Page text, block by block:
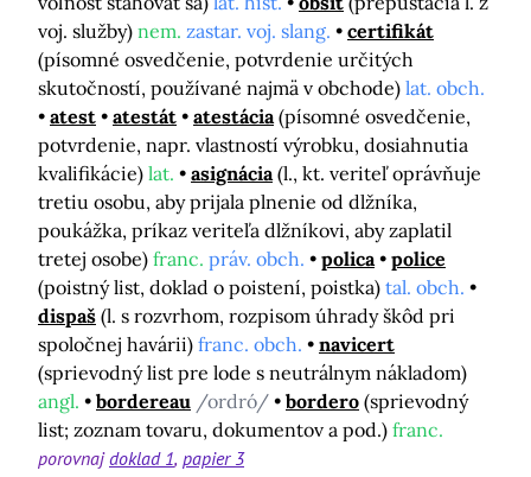
voj. služby) nem. zastar. voj. slang.
certifikát
(písomné osvedčenie, potvrdenie určitých
skutočností, používané najmä v obchode) lat. obch.
atest
atestát atestácia (písomné osvedčenie,
potvrdenie, napr. vlastností výrobku, dosiahnutia
kvalifikácie) lat. asignácia (l., kt. veriteľ oprávňuje
tretiu osobu, aby prijala plnenie od dlžníka,
poukážka, príkaz veriteľa dlžníkovi, aby zaplatil
tretej osobe) franc. práv. obch. polica
police
(poistný list, doklad o poistení, poistka) tal. obch.
dispaš (l. s rozvrhom, rozpisom úhrady škôd pri
spoločnej havárii) franc. obch.
navicert
(sprievodný list pre lode s neutrálnym nákladom)
angl.
bordereau /ordró/ bordero (sprievodný
list; zoznam tovaru, dokumentov a pod.) franc.
porovnajdoklad 1 papier 3